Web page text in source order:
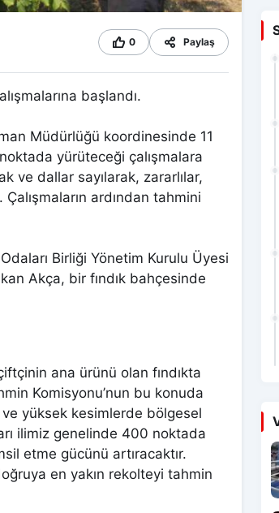
0 Paylaş
başlandı.
Müdürlüğü koordinesinde 11
yürüteceği çalışmalara
ve dallar sayılarak, zararlılar,
ardından tahmini
Birliği Yönetim Kurulu Üyesi
Akça, bir fındık bahçesinde
ana ürünü olan fındıkta
Komisyonu’nun bu konuda
ve yüksek kesimlerde bölgesel
ilimiz genelinde 400 noktada
etme gücünü artıracaktır.
en yakın rekolteyi tahmin